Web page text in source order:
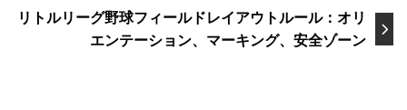
Post
navigation
リトルリーグ野球フィールドレイアウトルール：オリ
エンテーション、マーキング、安全ゾーン